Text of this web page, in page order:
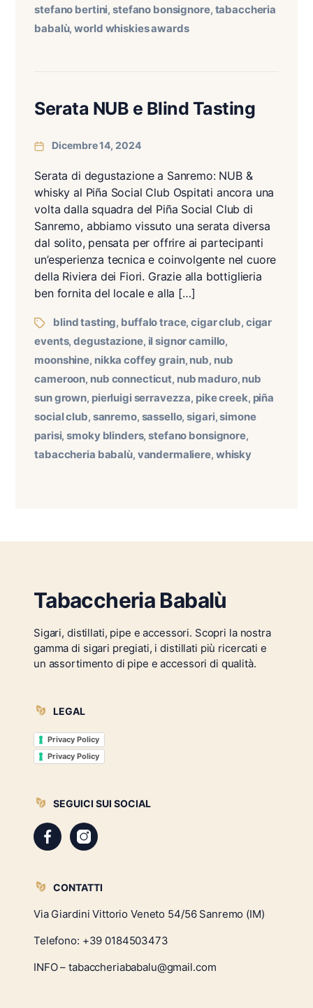
stefano bertini,stefano bonsignore, tabaccheria
babalù,world whiskies awards
Serata NUB e Blind Tasting
Dicembre 14, 2024
Serata di degustazione a Sanremo: NUB &
whisky al Piña Social Club Ospitati ancora una
volta dalla squadra del Piña Social Club di
Sanremo, abbiamo vissuto una serata diversa
dal solito, pensata per offrire ai partecipanti
un’esperienza tecnica e coinvolgente nel cuore
della Riviera dei Fiori. Grazie alla bottiglieria
ben fornita del locale e alla […]
blind tasting, buffalo trace,cigar club, cigar
events,degustazione, il signor camillo,
moonshine, nikka coffey grain, nub, nub
cameroon, nub connecticut, nub maduro, nub
sun grown, pierluigi serravezza, pike creek, piña
social club, sanremo, sassello,sigari,simone
parisi,smoky blinders,stefano bonsignore,
tabaccheria babalù, vandermaliere, whisky
Tabaccheria Babalù
Sigari, distillati, pipe e accessori. Scopri la nostra
gamma di sigari pregiati, i distillati più ricercati e
un assortimento di pipe e accessori di qualità.
LEGAL
Privacy Policy
Privacy Policy
SEGUICI SUI SOCIAL
CONTATTI
Via Giardini Vittorio Veneto 54/56 Sanremo (IM)
Telefono: +39 0184503473
INFO – tabaccheriababalu@gmail.com